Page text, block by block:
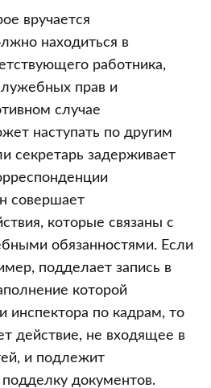
вручается
находиться в
работника,
прав и
случае
наступать по другим
секретарь задерживает
совершает
которые связаны с
обязанностями. Если
подделает запись в
которой
инспектора по кадрам, то
действие, не входящее в
и подлежит
подделку документов.